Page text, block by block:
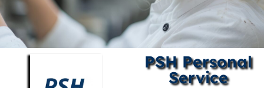
PSH Personal
Service